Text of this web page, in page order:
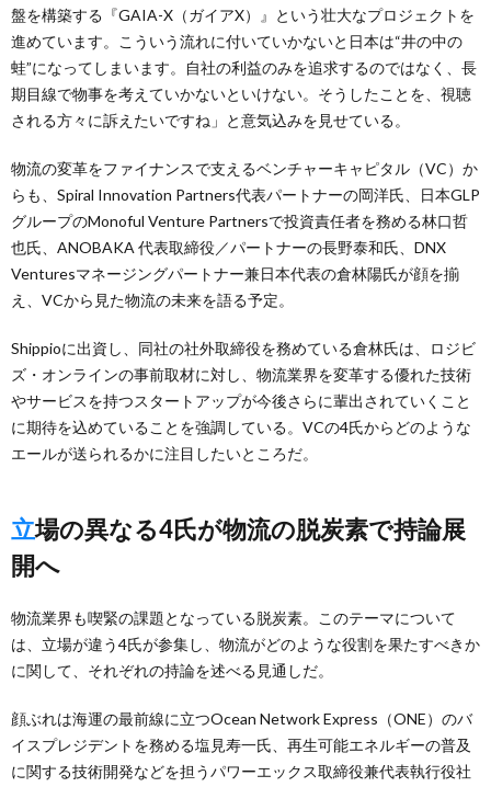
盤を構築する『GAIA-X（ガイアX）』という壮大なプロジェクトを
進めています。こういう流れに付いていかないと日本は“井の中の
蛙”になってしまいます。自社の利益のみを追求するのではなく、長
期目線で物事を考えていかないといけない。そうしたことを、視聴
される方々に訴えたいですね」と意気込みを見せている。
物流の変革をファイナンスで支えるベンチャーキャピタル（VC）か
らも、Spiral Innovation Partners代表パートナーの岡洋氏、日本GLP
グループのMonoful Venture Partnersで投資責任者を務める林口哲
也氏、ANOBAKA 代表取締役／パートナーの長野泰和氏、DNX
Venturesマネージングパートナー兼日本代表の倉林陽氏が顔を揃
え、VCから見た物流の未来を語る予定。
Shippioに出資し、同社の社外取締役を務めている倉林氏は、ロジビ
ズ・オンラインの事前取材に対し、物流業界を変革する優れた技術
やサービスを持つスタートアップが今後さらに輩出されていくこと
に期待を込めていることを強調している。VCの4氏からどのような
エールが送られるかに注目したいところだ。
立場の異なる4氏が物流の脱炭素で持論展
開へ
物流業界も喫緊の課題となっている脱炭素。このテーマについて
は、立場が違う4氏が参集し、物流がどのような役割を果たすべきか
に関して、それぞれの持論を述べる見通しだ。
顔ぶれは海運の最前線に立つOcean Network Express（ONE）のバ
イスプレジデントを務める塩見寿一氏、再生可能エネルギーの普及
に関する技術開発などを担うパワーエックス取締役兼代表執行役社